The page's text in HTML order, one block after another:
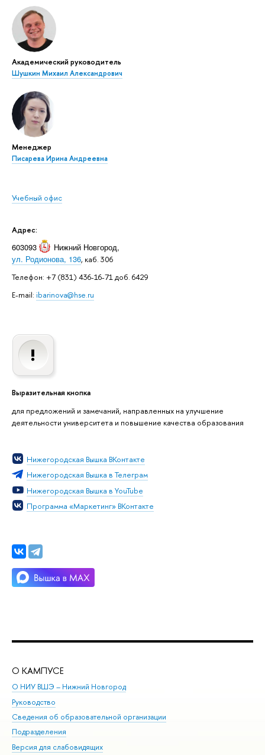
Академический руководитель
Шушкин Михаил Александрович
Менеджер
Писарева Ирина Андреевна
Учебный офис
Адрес:
603093 Нижний Новгород,
ул. Родионова, 136, каб. 306
Телефон: +7 (831) 436-16-71 доб. 6429
E-mail: ibarinova@hse.ru
Выразительная кнопка
для предложений и замечаний, направленных на улучшение
деятельности университета и повышение качества образования
Нижегородская Вышка ВКонтакте
Нижегородская Вышка в Телеграм
Нижегородская Вышка в YouTube
Программа «Маркетинг» ВКонтакте
О КАМПУСЕ
О НИУ ВШЭ – Нижний Новгород
Руководство
Сведения об образовательной организации
Подразделения
Версия для слабовидящих